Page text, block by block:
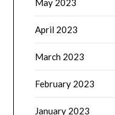
May 2023
April 2023
March 2023
February 2023
January 2023